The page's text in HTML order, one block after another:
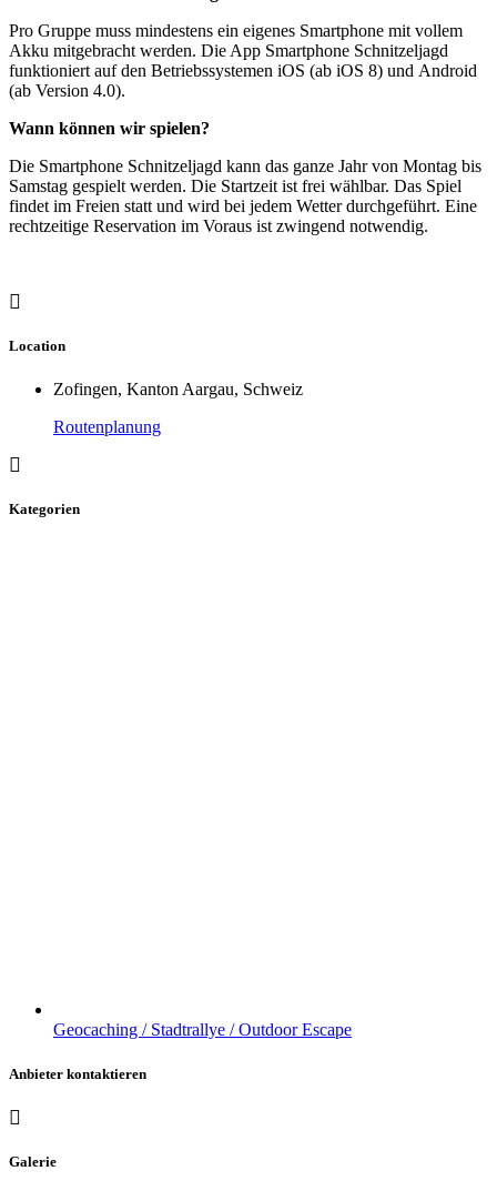
Pro Gruppe muss mindestens ein eigenes Smartphone mit vollem
Akku mitgebracht werden. Die App Smartphone Schnitzeljagd
funktioniert auf den Betriebssystemen iOS (ab iOS 8) und Android
(ab Version 4.0).
Wann können wir spielen?
Die Smartphone Schnitzeljagd kann das ganze Jahr von Montag bis
Samstag gespielt werden. Die Startzeit ist frei wählbar. Das Spiel
findet im Freien statt und wird bei jedem Wetter durchgeführt. Eine
rechtzeitige Reservation im Voraus ist zwingend notwendig.
Location
Zofingen, Kanton Aargau, Schweiz
Routenplanung
Kategorien
Geocaching / Stadtrallye / Outdoor Escape
Anbieter kontaktieren
Galerie